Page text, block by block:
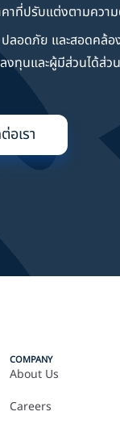
คาที่ปรับแต่งตามคว
อดภัย และสอดคล้
งทุนและผู้มีส่วนได้ส่ว
อเรา
COMPANY
About Us
Careers